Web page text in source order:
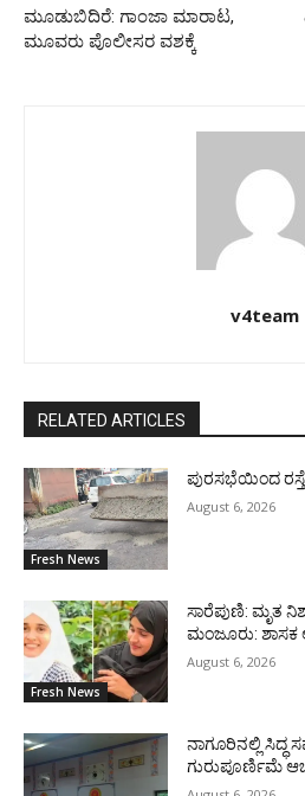
ಮೂಡುಬಿದಿರೆ: ಗಾಂಜಾ ಮಾರಾಟ,
ಮೂವರು ಪೊಲೀಸರ ವಶಕ್ಕೆ
v4team
RELATED ARTICLES
Fresh News
ಪುರಸಭೆಯಿಂದ ರಸ್ತೆ
August 6, 2026
Fresh News
ಸಾರೆಪುಣಿ: ಮೃತ
ಮಂಜೂರು:
August 6, 2026
ನಾಗೂರಿನಲ್ಲಿ
ಗುರುಪೂರ್ಣಿಮೆ